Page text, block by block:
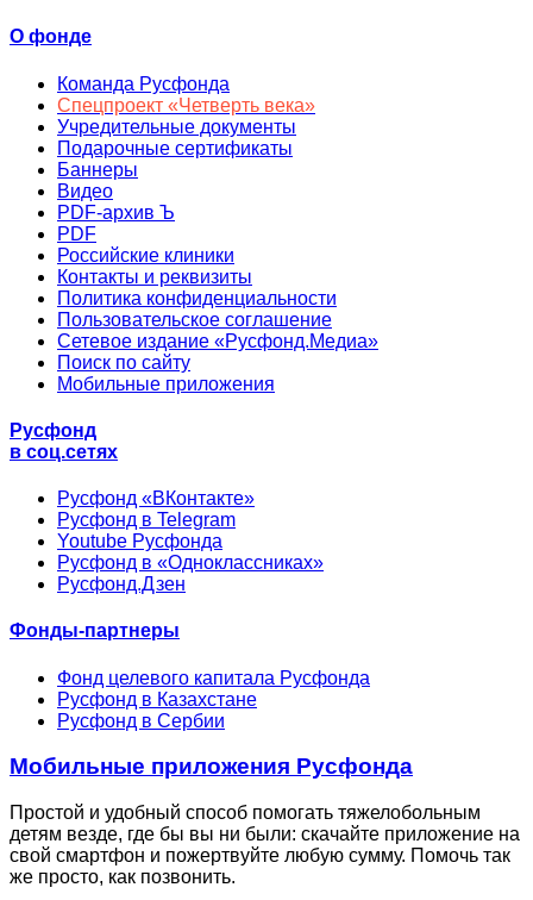
О фонде
Команда Русфонда
Спецпроект «Четверть века»
Учредительные документы
Подарочные сертификаты
Баннеры
Видео
PDF-архив Ъ
PDF
Российские клиники
Контакты и реквизиты
Политика конфиденциальности
Пользовательское соглашение
Сетевое издание «Русфонд.Медиа»
Поиск по сайту
Мобильные приложения
Русфонд
в соц.сетях
Русфонд «ВКонтакте»
Русфонд в Telegram
Youtube Русфонда
Русфонд в «Одноклассниках»
Русфонд.Дзен
Фонды-партнеры
Фонд целевого капитала Русфонда
Русфонд в Казахстане
Русфонд в Сербии
Мобильные приложения Русфонда
Простой и удобный способ помогать тяжелобольным
детям везде, где бы вы ни были: скачайте приложение на
свой смартфон и пожертвуйте любую сумму. Помочь так
же просто, как позвонить.